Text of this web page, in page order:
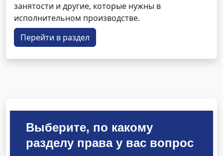
занятости и другие, которые нужны в
исполнительном производстве.
Перейти в раздел